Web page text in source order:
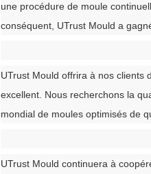
une procédure de moule
conséquent, UTrust Mould a
UTrust Mould offrira à nos clients
excellent. Nous recherchons la
mondial de moules optimisés de
UTrust Mould continuera à